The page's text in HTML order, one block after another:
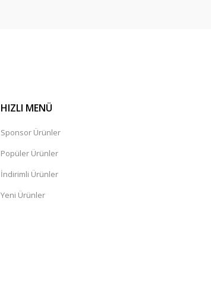
HIZLI MENÜ
Sponsor Ürünler
Popüler Ürünler
İndirimli Ürünler
Yeni Ürünler